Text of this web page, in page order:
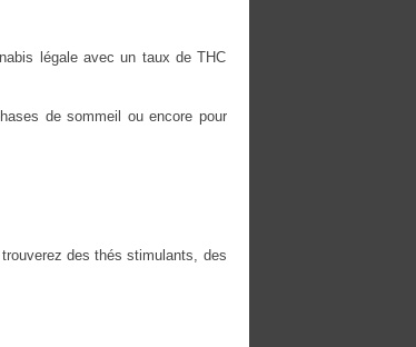
légale avec un taux de THC
de sommeil ou encore pour
des thés stimulants, des